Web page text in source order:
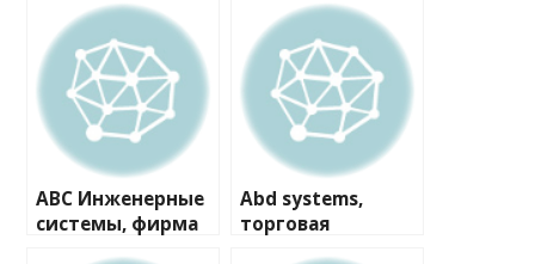
ABC Инженерные
системы, фирма
Abd systems,
торговая